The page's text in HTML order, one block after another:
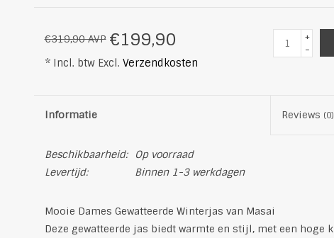
€319,90 AVP €199,90
* Incl. btw Excl. Verzendkosten
+
-
Informatie Reviews (0)
Beschikbaarheid:
Op voorraad
Levertijd:
Binnen 1-3 werkdagen
Mooie Dames Gewatteerde Winterjas van Masai
Deze gewatteerde jas biedt warmte en stijl, met een hoge